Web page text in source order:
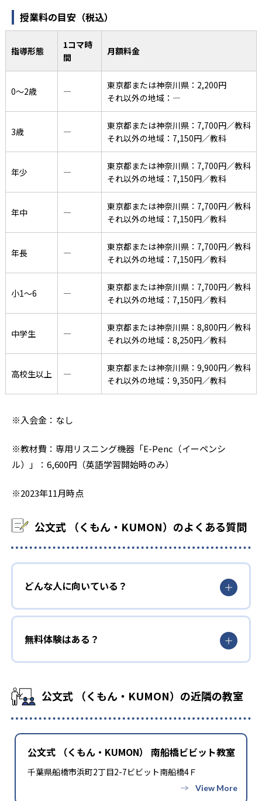
授業料の目安（税込）
指導形態
1コマ時
間
月額料金
0〜2歳 ―
東京都または神奈川県：2,200円
それ以外の地域：―
3歳 ―
東京都または神奈川県：7,700円／教科
それ以外の地域：7,150円／教科
年少 ―
東京都または神奈川県：7,700円／教科
それ以外の地域：7,150円／教科
年中 ―
東京都または神奈川県：7,700円／教科
それ以外の地域：7,150円／教科
年長 ―
東京都または神奈川県：7,700円／教科
それ以外の地域：7,150円／教科
小1〜6 ―
東京都または神奈川県：7,700円／教科
それ以外の地域：7,150円／教科
中学生 ―
東京都または神奈川県：8,800円／教科
それ以外の地域：8,250円／教科
高校生以上 ―
東京都または神奈川県：9,900円／教科
それ以外の地域：9,350円／教科
※入会金：なし
※教材費：専用リスニング機器「E-Penc（イーペンシ
ル）」：6,600円（英語学習開始時のみ）
※2023年11月時点
公文式 （くもん・KUMON）のよくある質問
どんな人に向いている？
無料体験はある？
公文式 （くもん・KUMON）の近隣の教室
公文式 （くもん・KUMON） 南船橋ビビット教室
千葉県船橋市浜町2丁目2-7ビビット南船橋4Ｆ